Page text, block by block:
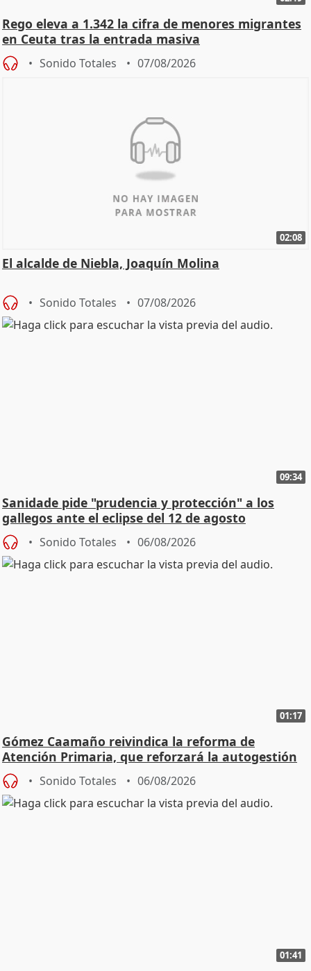
Rego eleva a 1.342 la cifra de menores migrantes
en Ceuta tras la entrada masiva
Sonido Totales 07/08/2026
02:08
El alcalde de Niebla, Joaquín Molina
Sonido Totales 07/08/2026
09:34
Sanidade pide "prudencia y protección" a los
gallegos ante el eclipse del 12 de agosto
Sonido Totales 06/08/2026
01:17
Gómez Caamaño reivindica la reforma de
Atención Primaria, que reforzará la autogestión
Sonido Totales 06/08/2026
01:41